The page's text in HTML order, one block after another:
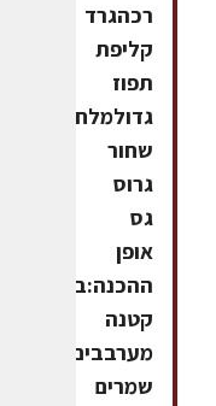
רכהגרד
קליפת
תפוז
גדולמלחפלפל
שחור
גרוס
גס
אופן
ההכנה:בקערה
קטנה
מערבבים
שמרים